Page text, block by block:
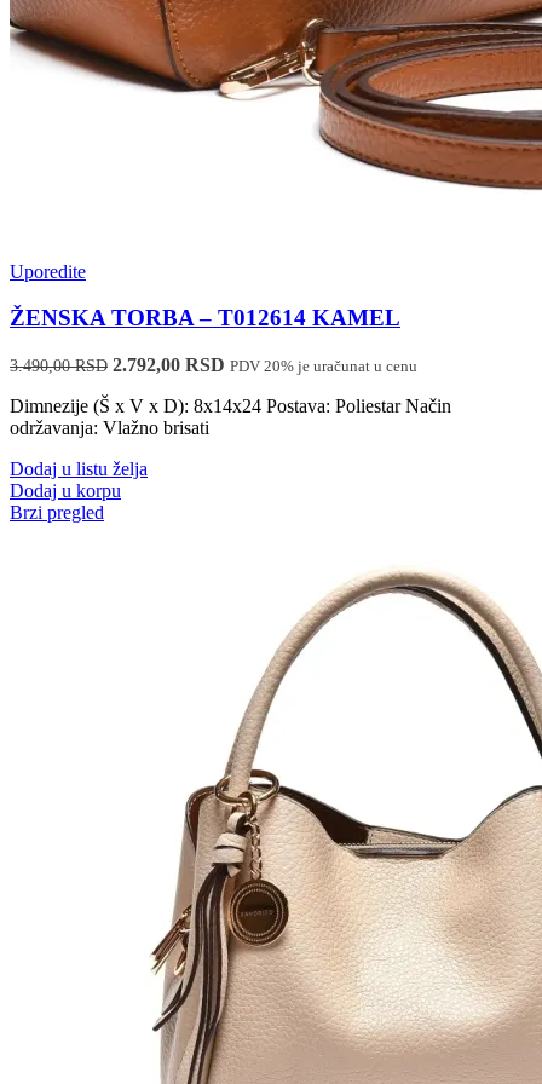
Uporedite
ŽENSKA TORBA – T012614 KAMEL
3.490,00RSD Originalna
je
bila:
2.792,00 RSD Trenutna
je:
PDV 20% je uračunat u cenu
Dimnezije (Š x V x D): 8x14x24 Postava: Poliestar Način
održavanja: Vlažno brisati
Dodaj u listu želja
Dodaj u korpu
Brzi pregled